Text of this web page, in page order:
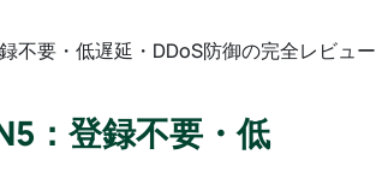
不要・低遅延・DDoS防御の完全レビュー
：登録不要・低